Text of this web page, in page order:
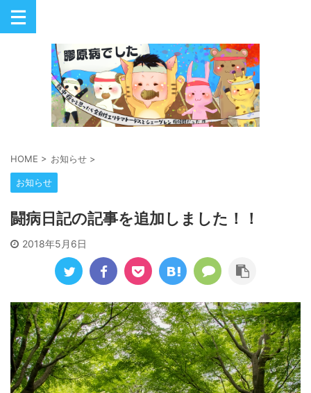
HOME > お知らせ >
お知らせ
闘病日記の記事を追加しました！！
2018年5月6日